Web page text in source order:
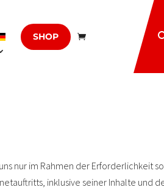
SHOP
nur im Rahmen der Erforderlichkeit
inklusive seiner Inhalte und